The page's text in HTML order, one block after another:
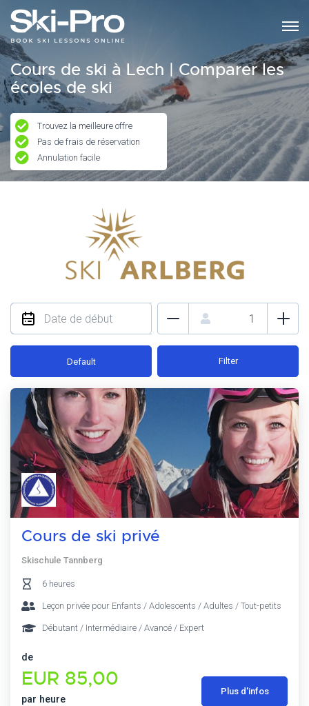
Cours de ski à Lech | Comparer les
écoles de ski
Trouvez la meilleure offre
Pas de frais de réservation
Annulation facile
Default Filter
Cours de ski privé
Skischule Tannberg
6 heures
Leçon privée pour Enfants / Adolescents / Adultes / Tout-petits
Débutant / Intermédiaire / Avancé / Expert
de
EUR 85,00
par heure
Plus d'infos